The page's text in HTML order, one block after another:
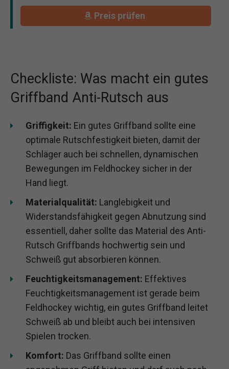
Preis prüfen
Checkliste: Was macht ein gutes
Griffband Anti-Rutsch aus
Griffigkeit: Ein gutes Griffband sollte eine
optimale Rutschfestigkeit bieten, damit der
Schläger auch bei schnellen, dynamischen
Bewegungen im Feldhockey sicher in der
Hand liegt.
Materialqualität: Langlebigkeit und
Widerstandsfähigkeit gegen Abnutzung sind
essentiell, daher sollte das Material des Anti-
Rutsch Griffbands hochwertig sein und
Schweiß gut absorbieren können.
Feuchtigkeitsmanagement: Effektives
Feuchtigkeitsmanagement ist gerade beim
Feldhockey wichtig, ein gutes Griffband leitet
Schweiß ab und bleibt auch bei intensiven
Spielen trocken.
Komfort: Das Griffband sollte einen